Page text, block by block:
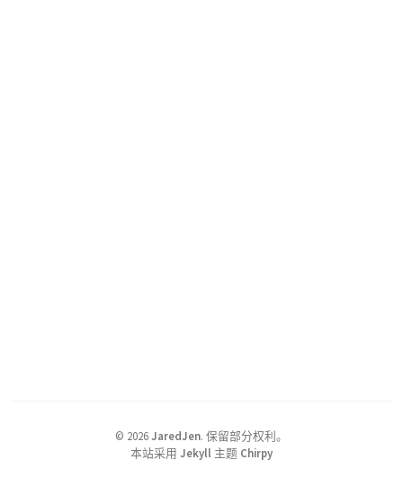
© 2026JaredJen. 保留部分权利。
本站采用 Jekyll 主题 Chirpy